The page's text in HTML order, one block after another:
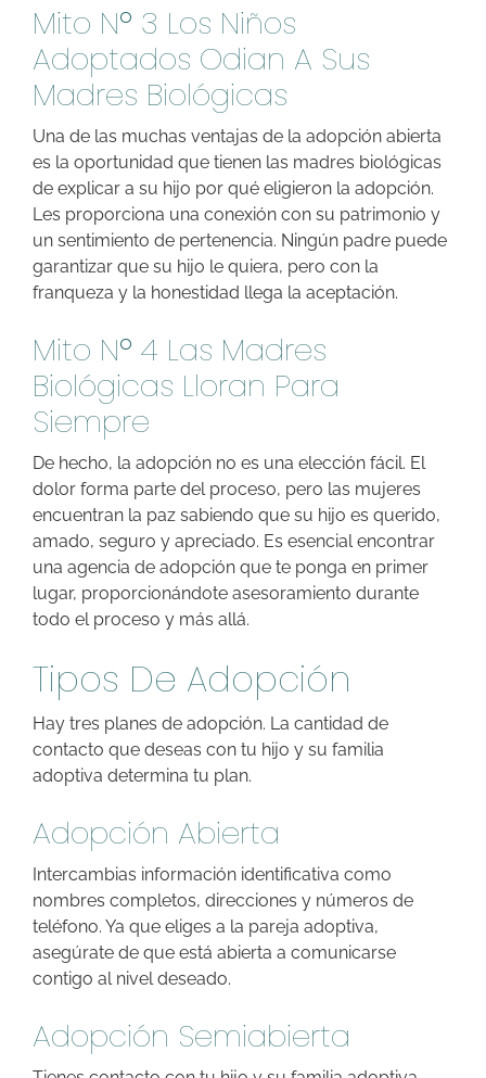
Mito Nº 3 Los Niños
Adoptados Odian A Sus
Madres Biológicas
Una de las muchas ventajas de la adopción abierta
es la oportunidad que tienen las madres biológicas
de explicar a su hijo por qué eligieron la adopción.
Les proporciona una conexión con su patrimonio y
un sentimiento de pertenencia. Ningún padre puede
garantizar que su hijo le quiera, pero con la
franqueza y la honestidad llega la aceptación.
Mito Nº 4 Las Madres
Biológicas Lloran Para
Siempre
De hecho, la adopción no es una elección fácil. El
dolor forma parte del proceso, pero las mujeres
encuentran la paz sabiendo que su hijo es querido,
amado, seguro y apreciado. Es esencial encontrar
una agencia de adopción que te ponga en primer
lugar, proporcionándote asesoramiento durante
todo el proceso y más allá.
Tipos De Adopción
Hay tres planes de adopción. La cantidad de
contacto que deseas con tu hijo y su familia
adoptiva determina tu plan.
Adopción Abierta
Intercambias información identificativa como
nombres completos, direcciones y números de
teléfono. Ya que eliges a la pareja adoptiva,
asegúrate de que está abierta a comunicarse
contigo al nivel deseado.
Adopción Semiabierta